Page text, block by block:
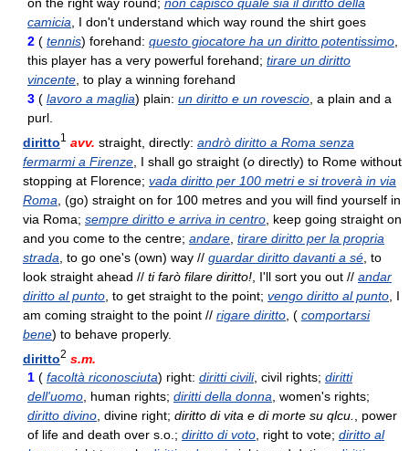
camicia , I don't understand which way round the shirt goes
2 ( tennis) forehand: questo giocatore ha un diritto potentissimo
this player has a very powerful forehand; tirare un diritto
vincente , to play a winning forehand
3 ( lavoro a maglia) plain: un diritto e un rovescio , a plain and a
purl.
diritto1 avv. straight, directly: andrò diritto a Roma senza
fermarmi a Firenze , I shall go straight (o directly) to Rome without
stopping at Florence; vada diritto per 100 metri e si troverà in via
Roma , (go) straight on for 100 metres and you will find yourself in
via Roma; sempre diritto e arriva in centro , keep going straight on
and you come to the centre; andare tirare diritto per la propria
strada , to go one's (own) way // guardar diritto davanti a sé , to
look straight ahead // ti farò filare diritto! , I'll sort you out // andar
diritto al punto , to get straight to the point; vengo diritto al punto , I
am coming straight to the point // rigare diritto , ( comportarsi
bene) to behave properly.
diritto2 s.m.
1 ( facoltà riconosciuta) right: diritti civili, civil rights; diritti
dell'uomo, human rights; diritti della donna, women's rights;
diritto divino, divine right; diritto di vita e di morte su qlcu., power
of life and death over s.o.; diritto di voto, right to vote; diritto al